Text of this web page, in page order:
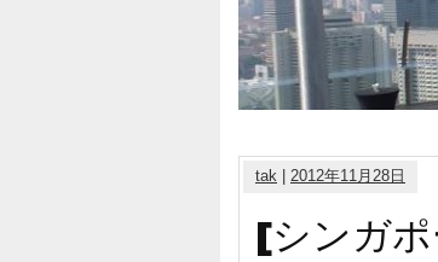
tak 2012年11月28日
[シンガ